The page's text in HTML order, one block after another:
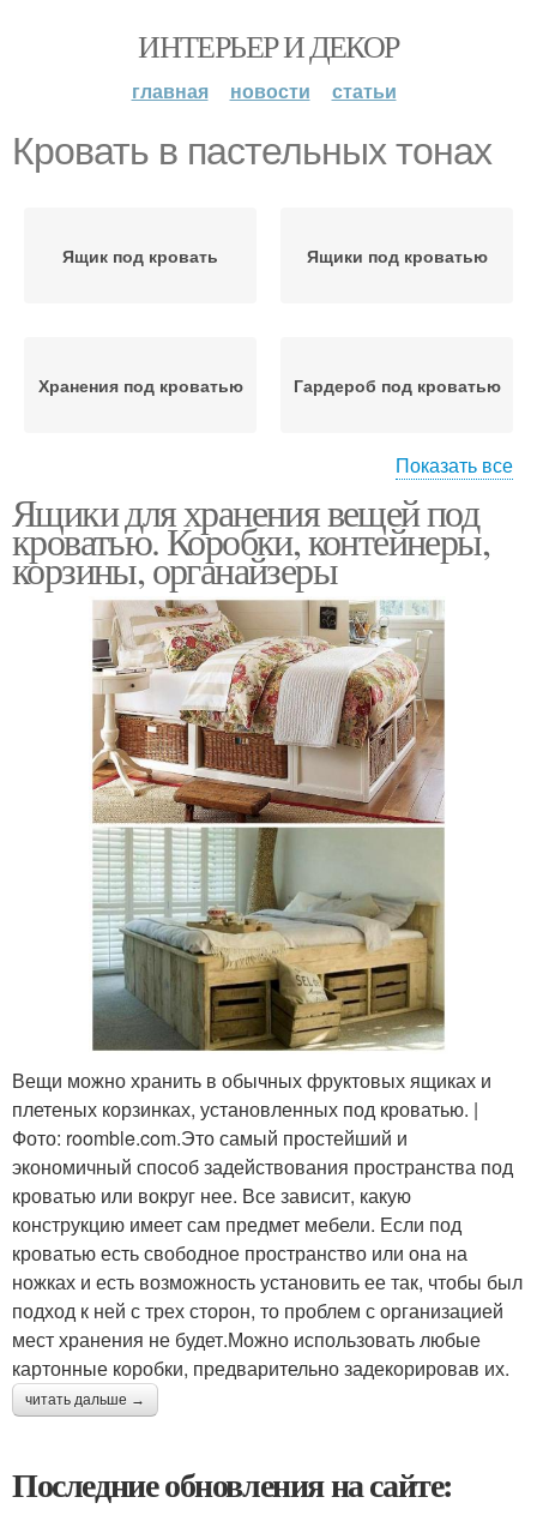
ИНТЕРЬЕР И ДЕКОР
главная новости статьи
Кровать в пастельных тонах
Ящик под кровать Ящики под кроватью
Хранения под кроватью Гардероб под кроватью
Ниши под кроватью Темная кровать
Кровать в интерьере Тона с нишей
Полки под кроватью
Показать все
Ящики для хранения вещей под
кроватью. Коробки, контейнеры,
корзины, органайзеры
Вещи можно хранить в обычных фруктовых ящиках и
плетеных корзинках, установленных под кроватью. |
Фото: roomble.com.Это самый простейший и
экономичный способ задействования пространства под
кроватью или вокруг нее. Все зависит, какую
конструкцию имеет сам предмет мебели. Если под
кроватью есть свободное пространство или она на
ножках и есть возможность установить ее так, чтобы был
подход к ней с трех сторон, то проблем с организацией
мест хранения не будет.Можно использовать любые
картонные коробки, предварительно задекорировав их.
читать дальше →
Последние обновления на сайте: